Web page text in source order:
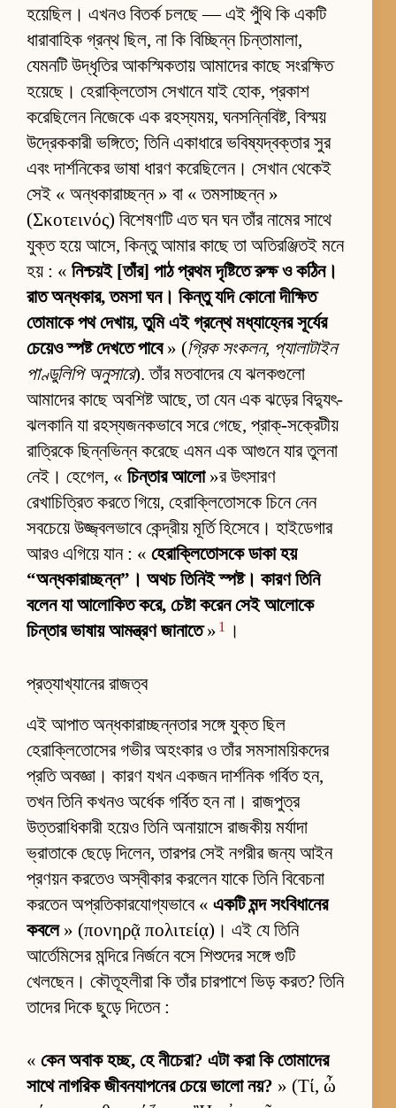
হয়েছিল। এখনও বিতর্ক চলছে — এই পুঁথি কি একটি
ধারাবাহিক গ্রন্থ ছিল, না কি বিচ্ছিন্ন চিন্তামালা,
যেমনটি উদ্ধৃতির আকস্মিকতায় আমাদের কাছে সংরক্ষিত
হয়েছে। হেরাক্লিতোস সেখানে যাই হোক, প্রকাশ
করেছিলেন নিজেকে এক রহস্যময়, ঘনসন্নিবিষ্ট, বিস্ময়
উদ্রেককারী ভঙ্গিতে; তিনি একাধারে ভবিষ্যদ্বক্তার সুর
এবং দার্শনিকের ভাষা ধারণ করেছিলেন। সেখান থেকেই
সেই « অন্ধকারাচ্ছন্ন » বা « তমসাচ্ছন্ন »
(Σκοτεινός) বিশেষণটি এত ঘন ঘন তাঁর নামের সাথে
যুক্ত হয়ে আসে, কিন্তু আমার কাছে তা অতিরঞ্জিতই মনে
হয় : « নিশ্চয়ই [তাঁর] পাঠ প্রথম দৃষ্টিতে রুক্ষ ও কঠিন।
রাত অন্ধকার, তমসা ঘন। কিন্তু যদি কোনো দীক্ষিত
তোমাকে পথ দেখায়, তুমি এই গ্রন্থে মধ্যাহ্নের সূর্যের
চেয়েও স্পষ্ট দেখতে পাবে» (গ্রিক সংকলন, প্যালাটাইন
পাণ্ডুলিপি অনুসারে). তাঁর মতবাদের যে ঝলকগুলো
আমাদের কাছে অবশিষ্ট আছে, তা যেন এক ঝড়ের বিদ্যুৎ-
ঝলকানি যা রহস্যজনকভাবে সরে গেছে, প্রাক্-সক্রেটীয়
রাত্রিকে ছিন্নভিন্ন করেছে এমন এক আগুনে যার তুলনা
নেই। হেগেল, « চিন্তার আলো»র উৎসারণ
রেখাচিত্রিত করতে গিয়ে, হেরাক্লিতোসকে চিনে নেন
সবচেয়ে উজ্জ্বলভাবে কেন্দ্রীয় মূর্তি হিসেবে। হাইডেগার
আরও এগিয়ে যান : « হেরাক্লিতোসকে ডাকা হয়
“অন্ধকারাচ্ছন্ন”। অথচ তিনিই স্পষ্ট। কারণ তিনি
বলেন যা আলোকিত করে, চেষ্টা করেন সেই আলোকে
চিন্তার ভাষায় আমন্ত্রণ জানাতে» 1 ।
প্রত্যাখ্যানের রাজত্ব
এই আপাত অন্ধকারাচ্ছন্নতার সঙ্গে যুক্ত ছিল
হেরাক্লিতোসের গভীর অহংকার ও তাঁর সমসাময়িকদের
প্রতি অবজ্ঞা। কারণ যখন একজন দার্শনিক গর্বিত হন,
তখন তিনি কখনও অর্ধেক গর্বিত হন না। রাজপুত্র
উত্তরাধিকারী হয়েও তিনি অনায়াসে রাজকীয় মর্যাদা
ভ্রাতাকে ছেড়ে দিলেন, তারপর সেই নগরীর জন্য আইন
প্রণয়ন করতেও অস্বীকার করলেন যাকে তিনি বিবেচনা
করতেন অপ্রতিকারযোগ্যভাবে « একটি মন্দ সংবিধানের
কবলে» (πονηρᾷ πολιτείᾳ)। এই যে তিনি
আর্তেমিসের মন্দিরে নির্জনে বসে শিশুদের সঙ্গে গুটি
খেলছেন। কৌতূহলীরা কি তাঁর চারপাশে ভিড় করত? তিনি
তাদের দিকে ছুড়ে দিতেন :
« কেন অবাক হচ্ছ, হে নীচেরা? এটা করা কি তোমাদের
সাথে নাগরিক জীবনযাপনের চেয়ে ভালো নয়? » (Τί, ὦ